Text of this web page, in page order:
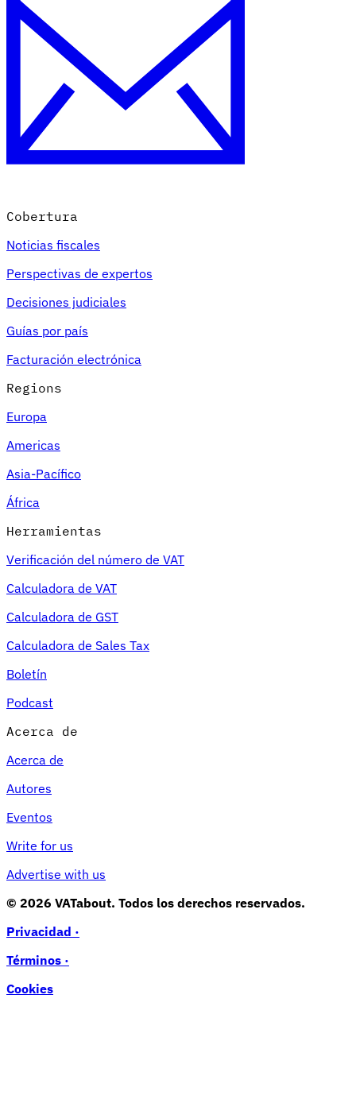
Cobertura
Noticias fiscales
Perspectivas de expertos
Decisiones judiciales
Guías por país
Facturación electrónica
Regions
Europa
Americas
Asia-Pacífico
África
Herramientas
Verificación del número de VAT
Calculadora de VAT
Calculadora de GST
Calculadora de Sales Tax
Boletín
Podcast
Acerca de
Acerca de
Autores
Eventos
Write for us
Advertise with us
© 2026 VATabout. Todos los derechos reservados.
Privacidad ·
Términos ·
Cookies